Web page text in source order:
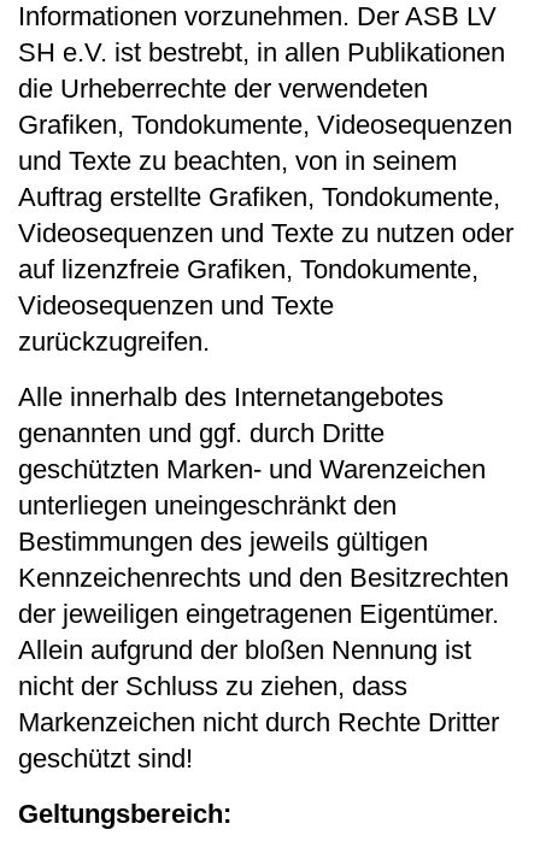
Informationen vorzunehmen. Der ASB LV
SH e.V. ist bestrebt, in allen Publikationen
die Urheberrechte der verwendeten
Grafiken, Tondokumente, Videosequenzen
und Texte zu beachten, von in seinem
Auftrag erstellte Grafiken, Tondokumente,
Videosequenzen und Texte zu nutzen oder
auf lizenzfreie Grafiken, Tondokumente,
Videosequenzen und Texte
zurückzugreifen.
Alle innerhalb des Internetangebotes
genannten und ggf. durch Dritte
geschützten Marken-​ und Warenzeichen
unterliegen uneingeschränkt den
Bestimmungen des jeweils gültigen
Kennzeichenrechts und den Besitzrechten
der jeweiligen eingetragenen Eigentümer.
Allein aufgrund der bloßen Nennung ist
nicht der Schluss zu ziehen, dass
Markenzeichen nicht durch Rechte Dritter
geschützt sind!
Geltungsbereich: